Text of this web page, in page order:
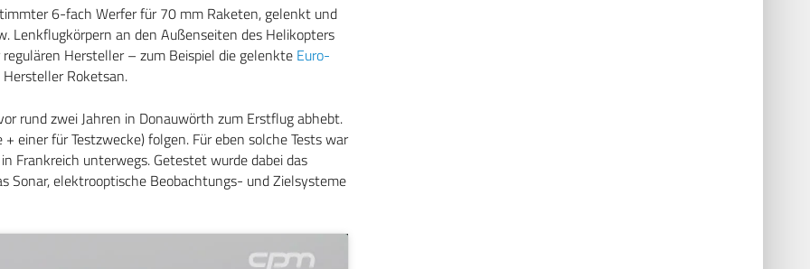
6-fach Werfer für 70 mm Raketen, gelenkt und
Lenkflugkörpern an den Außenseiten des Helikopters
Hersteller – zum Beispiel die gelenkte Euro-
Roketsan.
rund zwei Jahren in Donauwörth zum Erstflug abhebt.
einer für Testzwecke) folgen. Für eben solche Tests war
Frankreich unterwegs. Getestet wurde dabei das
Sonar, elektrooptische Beobachtungs- und Zielsysteme